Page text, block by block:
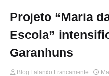
Projeto “Maria
Escola”
Garanhuns
Blog Falando Francamente